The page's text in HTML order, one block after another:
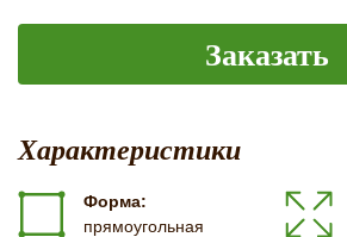
Заказать
Характеристики
Форма:
прямоугольная